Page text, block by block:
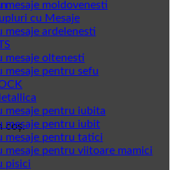
coș.
mesaje moldovenesti
cu Mesaje
mesaje ardelenesti
mesaje oltenesti
mesaje pentru sefu
mesaje pentru iubita
mesaje pentru iubit
mesaje pentru tatici
mesaje pentru viitoare mamici
pisici